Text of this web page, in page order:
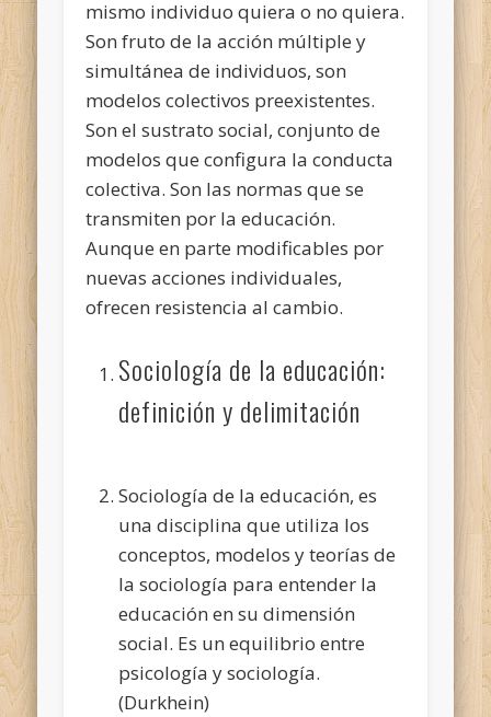
mismo individuo quiera o no quiera.
Son fruto de la acción múltiple y
simultánea de individuos, son
modelos colectivos preexistentes.
Son el sustrato social, conjunto de
modelos que configura la conducta
colectiva. Son las normas que se
transmiten por la educación.
Aunque en parte modificables por
nuevas acciones individuales,
ofrecen resistencia al cambio.
Sociología de la educación:
definición y delimitación
Sociología de la educación, es
una disciplina que utiliza los
conceptos, modelos y teorías de
la sociología para entender la
educación en su dimensión
social. Es un equilibrio entre
psicología y sociología.
(Durkhein)